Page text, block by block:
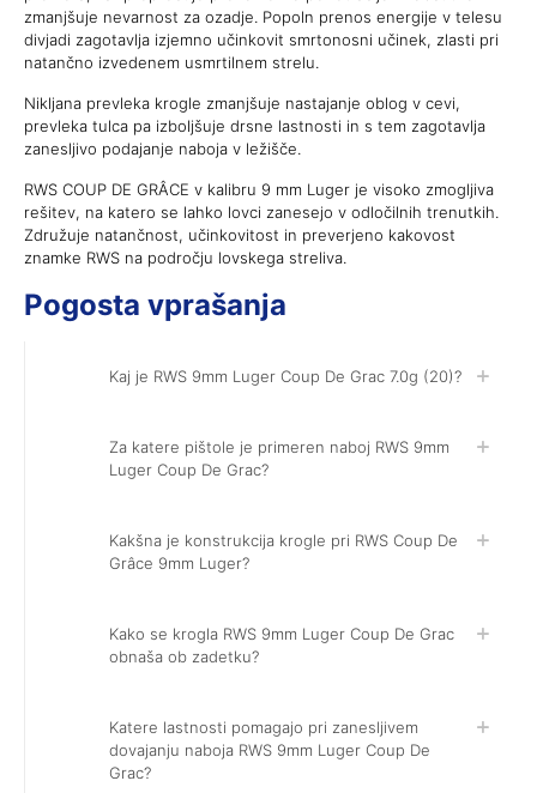
zmanjšuje nevarnost za ozadje. Popoln prenos energije v telesu
divjadi zagotavlja izjemno učinkovit smrtonosni učinek, zlasti pri
natančno izvedenem usmrtilnem strelu.
Nikljana prevleka krogle zmanjšuje nastajanje oblog v cevi,
prevleka tulca pa izboljšuje drsne lastnosti in s tem zagotavlja
zanesljivo podajanje naboja v ležišče.
RWS COUP DE GRÂCE v kalibru 9 mm Luger je visoko zmogljiva
rešitev, na katero se lahko lovci zanesejo v odločilnih trenutkih.
Združuje natančnost, učinkovitost in preverjeno kakovost
znamke RWS na področju lovskega streliva.
Pogosta vprašanja
Kaj je RWS 9mm Luger Coup De Grac 7.0g (20)?
Za katere pištole je primeren naboj RWS 9mm
Luger Coup De Grac?
Kakšna je konstrukcija krogle pri RWS Coup De
Grâce 9mm Luger?
Kako se krogla RWS 9mm Luger Coup De Grac
obnaša ob zadetku?
Katere lastnosti pomagajo pri zanesljivem
dovajanju naboja RWS 9mm Luger Coup De
Grac?